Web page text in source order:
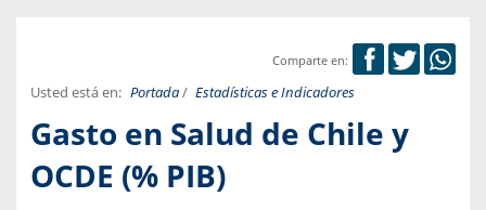
Comparte en:
Usted está en: Portada/ Estadísticas e Indicadores
Gasto en Salud de Chile y
OCDE (% PIB)